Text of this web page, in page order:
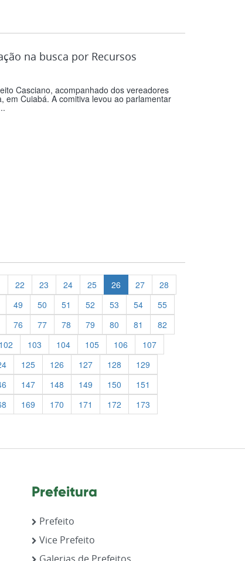
na busca por Recursos
Casciano, acompanhado dos vereadores
em Cuiabá. A comitiva levou ao parlamentar
22 23 24 25 26 27
28
49 50 51 52 53 54
55
76 77 78 79 80 81
82
102 103 104 105 106
107
125 126 127 128
129
147 148 149 150
151
169 170 171 172
173
Prefeitura
Prefeito
Vice Prefeito
Galerias de Prefeitos